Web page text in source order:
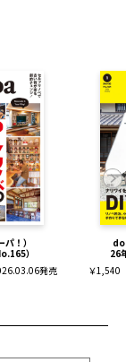
！）
）
発売
26
￥1,540